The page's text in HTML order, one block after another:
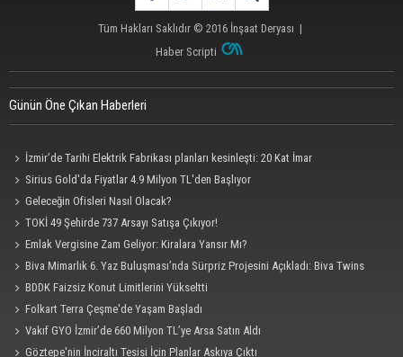
Tüm Hakları Saklıdır © 2016 İnşaat Deryası |
Haber Scripti
Günün Öne Çıkan Haberleri
İzmir’de Tarihi Elektrik Fabrikası planları kesinleşti: 20 Kat İmar
Sirius Gold'da Fiyatlar 4.9 Milyon TL'den Başlıyor
Geleceğin Ofisleri Nasıl Olacak?
TOKİ 49 Şehirde 737 Arsayı Satışa Çıkıyor!
Emlak Vergisine Zam Geliyor: Kiralara Yansır Mı?
Biva Mimarlık 6. Yaz Buluşması’nda Sürpriz Projesini Açıkladı: Biva Twins
BDDK Faizsiz Konut Limitlerini Yükseltti
Folkart Terra Çeşme'de Yaşam Başladı
Vakıf GYO İzmir’de 660 Milyon TL’ye Arsa Satın Aldı
Göztepe'nin İnciraltı Tesisi İçin Planlar Askıya Çıktı